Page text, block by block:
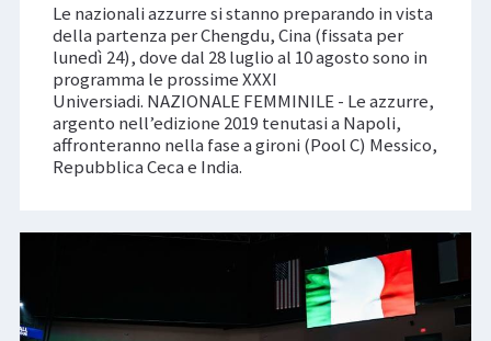
Le nazionali azzurre si stanno preparando in vista
della partenza per Chengdu, Cina (fissata per
lunedì 24), dove dal 28 luglio al 10 agosto sono in
programma le prossime XXXI
Universiadi. NAZIONALE FEMMINILE - Le azzurre,
argento nell’edizione 2019 tenutasi a Napoli,
affronteranno nella fase a gironi (Pool C) Messico,
Repubblica Ceca e India.